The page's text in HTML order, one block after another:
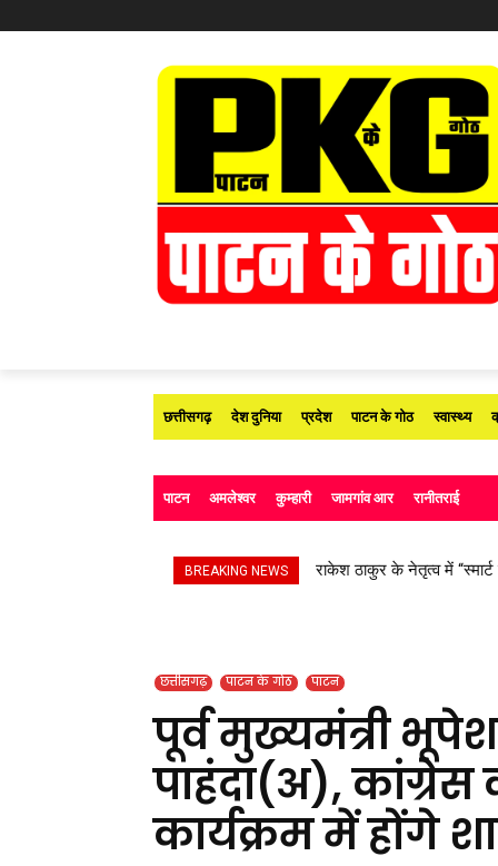
छत्तीसगढ़ देश दुनिया प्रदेश पाटन के गोठ स्वास्थ्य
पाटन अमलेश्वर कुम्हारी जामगांव आर रानीतराई
BREAKING NEWS राकेश ठाकुर के नेतृत्व में “स्मार्ट
सड़क हादसे के बाद उपचाररत
छत्तीसगढ़ पाटन के गोठ पाटन
पूर्व मुख्यमंत्री
पाहंदा(अ), कांग्रेस
कार्यक्रम में होंगे